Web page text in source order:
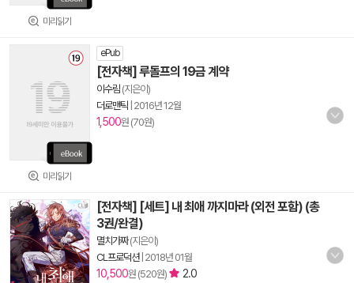
미리읽기
미리읽기
ePub
[전자책] 루돌프의 19금 계약
이수림 (지은이)
더로맨틱 2016년 12월
1,500원 (70원)
[전자책] [세트] 내 최애 까지마라 (외전 포함) (총
3권/완결)
멸치가짜(지은이)
CL프로덕션| 2018년 01월
10,500원 (520원) 2.0